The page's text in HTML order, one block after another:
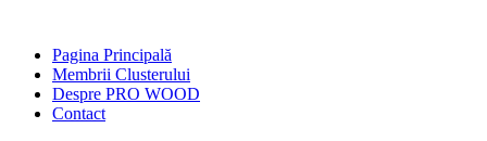
contentPagina Principală
Membrii Clusterului
Despre PRO WOOD
Contact